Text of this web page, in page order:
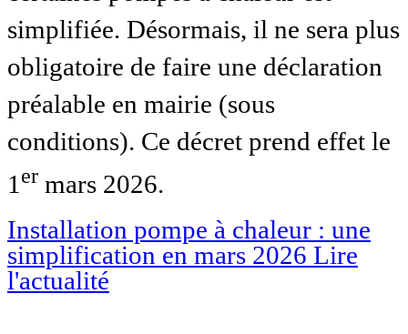
simplifiée. Désormais, il ne sera plus
obligatoire de faire une déclaration
préalable en mairie (sous
conditions). Ce décret prend effet le
1 er mars 2026.
Installation pompe à chaleur : une
simplification en mars 2026 Lire
l'actualité